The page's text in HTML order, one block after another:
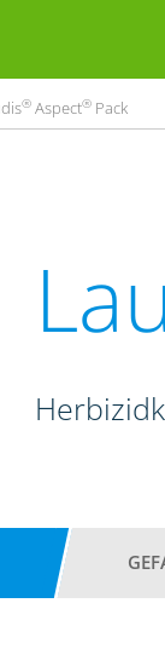
® Aspect® Pack